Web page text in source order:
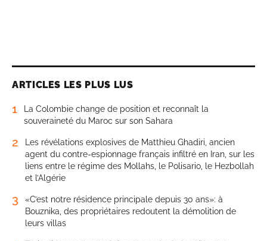
ARTICLES LES PLUS LUS
1
La Colombie change de position et reconnaît la
souveraineté du Maroc sur son Sahara
2
Les révélations explosives de Matthieu Ghadiri, ancien
agent du contre-espionnage français infiltré en Iran, sur les
liens entre le régime des Mollahs, le Polisario, le Hezbollah
et l’Algérie
3
«C’est notre résidence principale depuis 30 ans»: à
Bouznika, des propriétaires redoutent la démolition de
leurs villas